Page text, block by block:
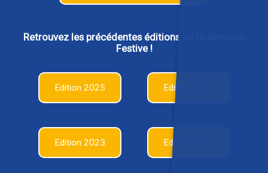
Retrouvez les précédentes éditions de la Semaine
Festive !
Edition 2025 Edition 2024
Edition 2023 Edition 2022